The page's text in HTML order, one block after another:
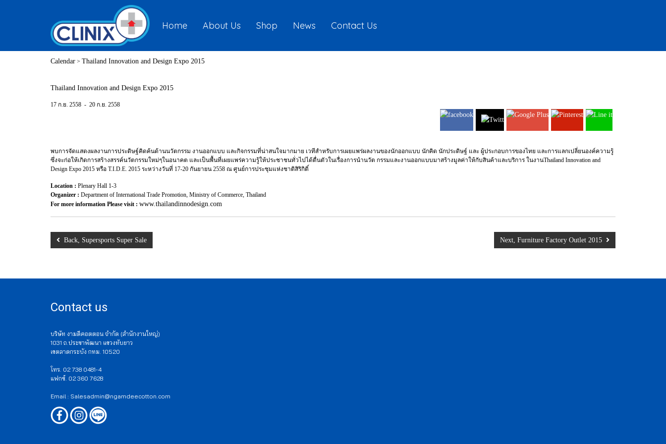
Home About Us Shop News Contact Us
Calendar > Thailand Innovation and Design Expo 2015
Thailand Innovation and Design Expo 2015
17 ก.ย. 2558 - 20 ก.ย. 2558
พบการจัดแสดงผลงานการประดิษฐ์คิดค้นด้านนวัตกรรม งานออกแบบ และกิจกรรมที่น่าสนใจมากมาย เวทีสำหรับการเผยแพร่ผลงานของนักออกแบบ นักคิด นักประดิษฐ์ และ ผู้ประกอบการของไทย และการแลกเปลี่ยนองค์ความรู้
ซึ่งจะก่อให้เกิดการสร้างสรรค์นวัตกรรมใหม่ๆในอนาคต และเป็นพื้นที่เผยแพร่ความรู้ให้ประชาชนทั่วไปได้ตื่นตัวในเรื่องการนำนวัต กรรมและงานออกแบบมาสร้างมูลค่าให้กับสินค้าและบริการ ในงานThailand Innovation and
Design Expo 2015 หรือ T.I.D.E. 2015 ระหว่างวันที่ 17-20 กันยายน 2558 ณ ศูนย์การประชุมแห่งชาติสิริกิติ์
Location : Plenary Hall 1-3
Organizer : Department of International Trade Promotion, Ministry of Commerce, Thailand
For more information Please visit : www.thailandinnodesign.com
Back, Supersports Super Sale Next, Furniture Factory Outlet 2015
Contact us
บริษัท งามดีคอตตอน จำกัด (สำนักงานใหญ่)
1031 ถ.ประชาพัฒนา แขวงทับยาว
เขตลาดกระบัง กทม. 10520
โทร. 02 738 0481-4
แฟกซ์. 02 360 7628
Email : Salesadmin@ngamdeecotton.com